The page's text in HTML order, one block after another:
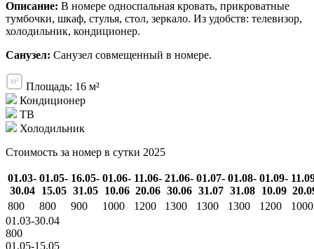
Описание: В номере односпальная кровать, прикроватные
тумбочки, шкаф, стулья, стол, зеркало. Из удобств: телевизор,
холодильник, кондиционер.
Санузел: Санузел совмещенный в номере.
Площадь: 16 м²
Кондиционер
ТВ
Холодильник
Стоимость за номер в сутки 2025
01.03-
30.04
01.05-
15.05
16.05-
31.05
01.06-
10.06
11.06-
20.06
21.06-
30.06
01.07-
31.07
01.08-
31.08
01.09-
10.09
800
800 900 1000 1200 1300 1300 1300 1200
1000
01.03-30.04
800
01.05-15.05